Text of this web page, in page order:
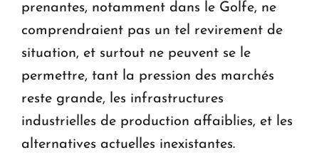
prenantes, notamment dans le Golfe, ne
comprendraient pas un tel revirement de
situation, et surtout ne peuvent se le
permettre, tant la pression des marchés
reste grande, les infrastructures
industrielles de production affaiblies, et les
alternatives actuelles inexistantes.